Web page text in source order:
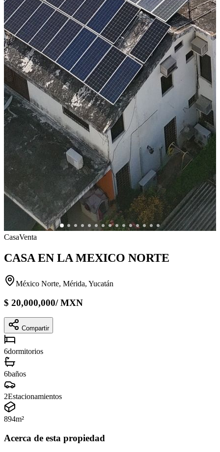
CasaVenta
CASA EN LA MEXICO NORTE
México Norte, Mérida, Yucatán
$ 20,000,000/MXN
Compartir
6dormitorios
6baños
2Estacionamientos
894m²
Acerca de esta propiedad